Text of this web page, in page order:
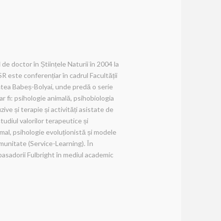
doctor în Științele Naturii în 2004 la
este conferențiar în cadrul Facultății
Babeș-Bolyai, unde predă o serie
fi: psihologie animală, psihobiologia
și terapie și activități asistate de
valorilor terapeutice și
psihologie evoluționistă și modele
(Service-Learning). În
Fulbright în mediul academic